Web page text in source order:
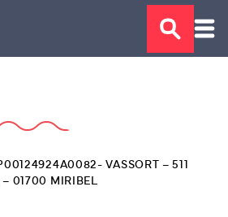
VASSORT – 511
01700 MIRIBEL